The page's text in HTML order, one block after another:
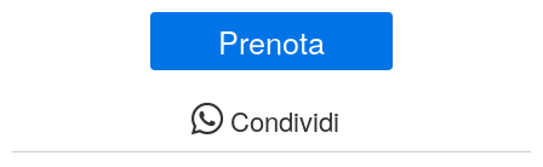
Prenota
Condividi